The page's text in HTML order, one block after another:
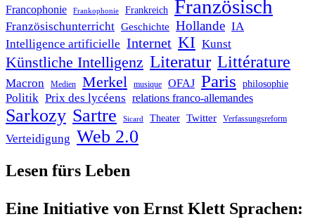
Francophonie Frankophonie Frankreich Französisch
Französischunterricht Geschichte Hollande IA
Intelligence artificielle Internet KI Kunst
Künstliche Intelligenz Literatur Littérature
Macron Medien Merkel musique OFAJ Paris philosophie
Politik Prix des lycéens relations franco-allemandes
Sarkozy Sartre Sicard Theater Twitter Verfassungsreform
Verteidigung Web 2.0
Lesen fürs Leben
Eine Initiative von Ernst Klett Sprachen: